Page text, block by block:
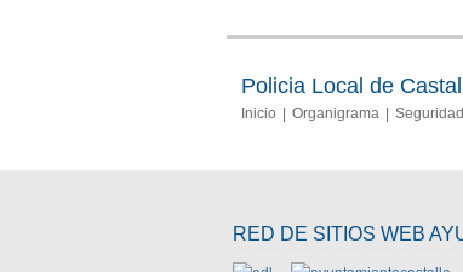
Policia Local de
Inicio Organigrama
RED DE SITIOS WEB